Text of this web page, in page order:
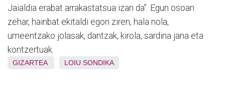
Jaialdia erabat arrakastatsua izan da”. Egun osoan
zehar, hainbat ekitaldi egon ziren, hala nola,
umeentzako jolasak, dantzak, kirola, sardina jana eta
kontzertuak.
GIZARTEA LOIU SONDIKA